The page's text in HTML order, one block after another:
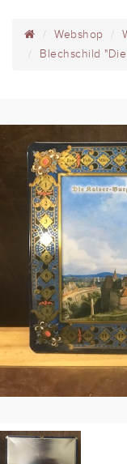
Webshop
Blechschild